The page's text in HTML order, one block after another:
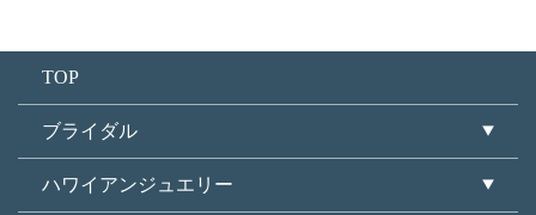
TOP
ブライダル
ハワイアンジュエリー